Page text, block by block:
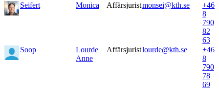
Seifert
Monica Affärsjuristmonsei@kth.se
+46
8
790
82
63
Soop
Lourde
Anne
Affärsjuristlourde@kth.se
+46
8
790
78
69